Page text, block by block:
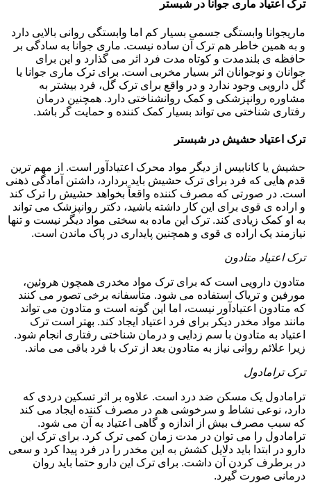
ترک اعتیاد ماری جوانا در شبستر
ماریجوانا وابستگی جسمی بسیار کم اما وابستگی روانی بالایی دارد
و به همین خاطر هم ترک آن ساده نیست. ماری جوانا به سادگی بر
حافظه ی بلندمدت و کوتاه مدت فرد اثر می گذارد و این برای
جوانان و نوجوانان اثر بسیار مخربی است. برای ترک ماری جوانا یا
گل دارویی وجود ندارد و در واقع برای ترک گل، فرد بیشتر به
مشاوره روانپزشکی و کمک روانشناختی دارد. همچنین درمان
رفتاری شناختی می تواند بسیار کمک کننده و حمایت گر باشد.
ترک اعتیاد حشیش در شبستر
حشیش یا کانابیس از دیگر مواد محرک اعتیادآور است. از مهم ترین
قدم هایی که فرد برای ترک حشیش باید بردارد، داشتن آمادگی ذهنی
است. در صورتی که مصرف کننده واقعاً بخواهد حشیش را ترک کند
و اراده ی قوی برای این کار داشته باشید، دکتر روانپزشک می تواند
به او کمک زیادی کند. ترک این ماده به سختی مواد دیگر نیست و تنها
نیازمند یک اراده ی قوی و همچنین پایداری در پاک ماندن است.
ترک اعتیاد متادون
متادون دارویی است که برای ترک مواد مخدری همچون هروئین،
مورفین و تریاک استفاده می شود. متأسفانه برخی تصور می کنند
که متادون اعتیادآور نیست، اما این گونه است و متادون می تواند
مانند مواد مخدر دیکر برای فرد اعتیاد ایجاد کند. بهتر است ترک
اعتیاد به متادون با سم زدایی و درمان شناختی رفتاری انجام شود.
زیرا علائم روانی نیاز به متادون بعد از ترک با فرد باقی می ماند.
ترک ترامادول
ترامادول یک مسکن ضد درد است. علاوه بر اثر تسکین دردی که
دارد، نوعی نشاط و سرخوشی هم در مصرف کننده ایجاد می کند
که سبب مصرف بیش از اندازه و گاهی اعتیاد به آن می شود.
ترامادول را می توان در مدت زمان کمی ترک کرد. برای ترک این
دارو در ابتدا باید دلایل کشش به این مخدر را در فرد پیدا کرد و سعی
در برطرف کردن آن داشت. برای ترک این دارو حتما باید روان
درمانی صورت گیرد.